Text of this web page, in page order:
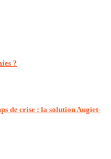
?
de crise : la solution Augiet-